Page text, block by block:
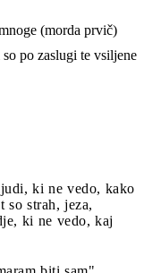
(morda prvič)
po zaslugi te vsiljene
ki ne vedo, kako
so strah, jeza,
ki ne vedo, kaj